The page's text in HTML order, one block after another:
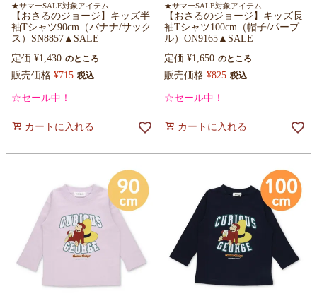
★サマーSALE対象アイテム
【おさるのジョージ】キッズ半
袖Tシャツ90cm（バナナ/サック
ス）SN8857▲SALE
定価 ¥1,430 のところ
販売価格 ¥715 税込
☆セール中！
カートに入れる
★サマーSALE対象アイテム
【おさるのジョージ】キッズ長
袖Tシャツ100cm（帽子/パープ
ル）ON9165▲SALE
定価 ¥1,650 のところ
販売価格 ¥825 税込
☆セール中！
カートに入れる